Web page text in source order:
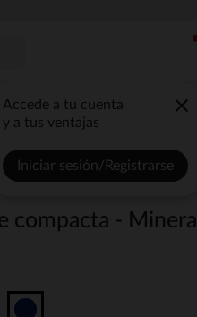
Accede a tu cuenta
y a tus ventajas
Iniciar sesión/Registrarse
compacta - Mineral